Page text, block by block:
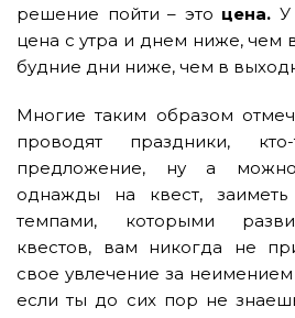
решение пойти – это цена. У
цена с утра и днем ниже, чем
будние дни ниже, чем в
Многие таким образом
проводят праздники,
предложение, ну а
однажды на квест,
темпами, которыми
квестов, вам никогда не
свое увлечение за
если ты до сих пор не